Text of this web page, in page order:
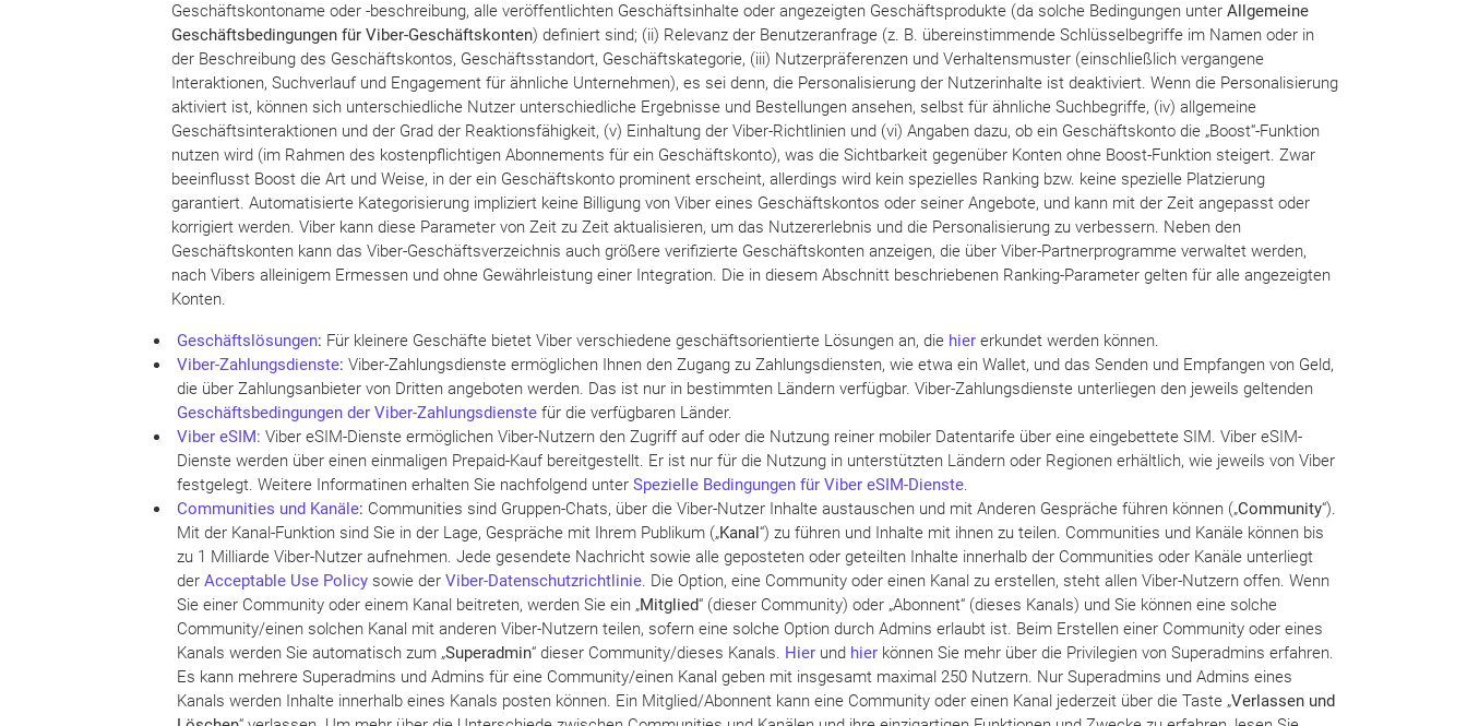
Geschäftskontoname oder -beschreibung, alle veröffentlichten Geschäftsinhalte oder angezeigten Geschäftsprodukte (da solche Bedingungen unter Allgemeine
Geschäftsbedingungen für Viber-Geschäftskonten) definiert sind; (ii) Relevanz der Benutzeranfrage (z. B. übereinstimmende Schlüsselbegriffe im Namen oder in
der Beschreibung des Geschäftskontos, Geschäftsstandort, Geschäftskategorie, (iii) Nutzerpräferenzen und Verhaltensmuster (einschließlich vergangene
Interaktionen, Suchverlauf und Engagement für ähnliche Unternehmen), es sei denn, die Personalisierung der Nutzerinhalte ist deaktiviert. Wenn die Personalisierung
aktiviert ist, können sich unterschiedliche Nutzer unterschiedliche Ergebnisse und Bestellungen ansehen, selbst für ähnliche Suchbegriffe, (iv) allgemeine
Geschäftsinteraktionen und der Grad der Reaktionsfähigkeit, (v) Einhaltung der Viber-Richtlinien und (vi) Angaben dazu, ob ein Geschäftskonto die „Boost“-Funktion
nutzen wird (im Rahmen des kostenpflichtigen Abonnements für ein Geschäftskonto), was die Sichtbarkeit gegenüber Konten ohne Boost-Funktion steigert. Zwar
beeinflusst Boost die Art und Weise, in der ein Geschäftskonto prominent erscheint, allerdings wird kein spezielles Ranking bzw. keine spezielle Platzierung
garantiert. Automatisierte Kategorisierung impliziert keine Billigung von Viber eines Geschäftskontos oder seiner Angebote, und kann mit der Zeit angepasst oder
korrigiert werden. Viber kann diese Parameter von Zeit zu Zeit aktualisieren, um das Nutzererlebnis und die Personalisierung zu verbessern. Neben den
Geschäftskonten kann das Viber-Geschäftsverzeichnis auch größere verifizierte Geschäftskonten anzeigen, die über Viber-Partnerprogramme verwaltet werden,
nach Vibers alleinigem Ermessen und ohne Gewährleistung einer Integration. Die in diesem Abschnitt beschriebenen Ranking-Parameter gelten für alle angezeigten
Konten.
Geschäftslösungen: Für kleinere Geschäfte bietet Viber verschiedene geschäftsorientierte Lösungen an, die hier erkundet werden können.
Viber-Zahlungsdienste: Viber-Zahlungsdienste ermöglichen Ihnen den Zugang zu Zahlungsdiensten, wie etwa ein Wallet, und das Senden und Empfangen von Geld,
die über Zahlungsanbieter von Dritten angeboten werden. Das ist nur in bestimmten Ländern verfügbar. Viber-Zahlungsdienste unterliegen den jeweils geltenden
Geschäftsbedingungen der Viber-Zahlungsdienste für die verfügbaren Länder.
Viber eSIM: Viber eSIM-Dienste ermöglichen Viber-Nutzern den Zugriff auf oder die Nutzung reiner mobiler Datentarife über eine eingebettete SIM. Viber eSIM-
Dienste werden über einen einmaligen Prepaid-Kauf bereitgestellt. Er ist nur für die Nutzung in unterstützten Ländern oder Regionen erhältlich, wie jeweils von Viber
festgelegt. Weitere Informatinen erhalten Sie nachfolgend unter Spezielle Bedingungen für Viber eSIM-Dienste.
Communities und Kanäle: Communities sind Gruppen-Chats, über die Viber-Nutzer Inhalte austauschen und mit Anderen Gespräche führen können („Community“).
Mit der Kanal-Funktion sind Sie in der Lage, Gespräche mit Ihrem Publikum („Kanal“) zu führen und Inhalte mit ihnen zu teilen. Communities und Kanäle können bis
zu 1 Milliarde Viber-Nutzer aufnehmen. Jede gesendete Nachricht sowie alle geposteten oder geteilten Inhalte innerhalb der Communities oder Kanäle unterliegt
der Acceptable Use Policy sowie der Viber-Datenschutzrichtlinie. Die Option, eine Community oder einen Kanal zu erstellen, steht allen Viber-Nutzern offen. Wenn
Sie einer Community oder einem Kanal beitreten, werden Sie ein „Mitglied“ (dieser Community) oder „Abonnent“ (dieses Kanals) und Sie können eine solche
Community/einen solchen Kanal mit anderen Viber-Nutzern teilen, sofern eine solche Option durch Admins erlaubt ist. Beim Erstellen einer Community oder eines
Kanals werden Sie automatisch zum „Superadmin“ dieser Community/dieses Kanals. Hier und hier können Sie mehr über die Privilegien von Superadmins erfahren.
Es kann mehrere Superadmins und Admins für eine Community/einen Kanal geben mit insgesamt maximal 250 Nutzern. Nur Superadmins und Admins eines
Kanals werden Inhalte innerhalb eines Kanals posten können. Ein Mitglied/Abonnent kann eine Community oder einen Kanal jederzeit über die Taste „Verlassen und